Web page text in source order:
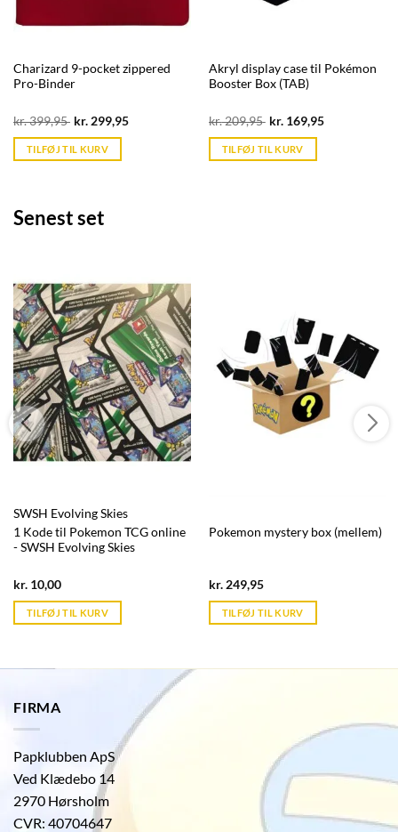
Charizard 9-pocket zippered
Pro-Binder
kr.399,95 Original
was:
kr. 399,95.
kr.299,95Current
TILFØJ TIL KURV
Akryl display case til Pokémon
Booster Box (TAB)
kr.209,95 Original
was:
kr. 209,95.
kr.169,95Current
TILFØJ TIL KURV
Senest set
SWSH Evolving Skies
1 Kode til Pokemon TCG online
- SWSH Evolving Skies
kr. 10,00Current
is:
kr. 39,95.
TILFØJ TIL KURV
Pokemon mystery box (mellem)
kr.249,95Current
is:
kr. 39,95.
TILFØJ TIL KURV
FIRMA
Papklubben ApS
Ved Klædebo 14
2970 Hørsholm
CVR: 40704647